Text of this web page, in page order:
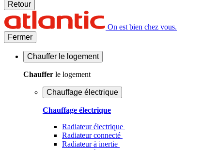
Retour
On est bien chez vous.
Fermer
Chauffer le logement
Chauffer le logement
Chauffage électrique
Chauffage électrique
Radiateur électrique
Radiateur connecté
Radiateur à inertie